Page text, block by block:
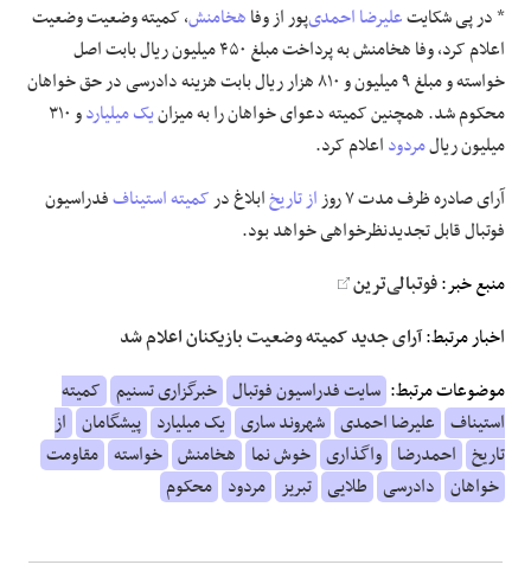
* در پی شکایتعلیرضا احمدی‌پور از وفاهخامنش، کمیته وضعیت وضعیت
اعلام کرد، وفا هخامنش به پرداخت مبلغ ۴۵۰ میلیون ریال بابت اصل
خواسته و مبلغ ۹ میلیون و ۸۱۰ هزار ریال بابت هزینه دادرسی در حق خواهان
محکوم شد. همچنین کمیته دعوای خواهان را به میزانیک میلیارد و ۳۱۰
میلیون ریالمردوداعلام کرد.
آرای صادره ظرف مدت ۷ روز
از تاریخابلاغ درکمیته استیناففدراسیون
فوتبال قابل تجدیدنظرخواهی خواهد بود.
منبع خبر:فوتبالی‌ترین
اخبار مرتبط:آرای جدید کمیته وضعیت بازیکنان اعلام شد
موضوعات مرتبط: سایت فدراسیون فوتبال خبرگزاری تسنیم کمیته
استیناف علیرضا احمدی شهروند ساری یک میلیارد پیشگامان از
تاریخ احمدرضا واگذاری خوش نما هخامنش خواسته مقاومت
خواهان دادرسی طلایی تبریز مردود محکوم